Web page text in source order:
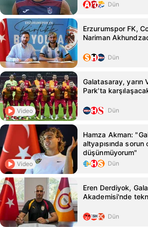
Dün
Erzurumspor FK,
Nariman
Dün
Video
Galatasaray, yarın
Park'ta
Dün
Video
Hamza Akman:
altyapısında sorun
düşünmüyorum"
Dün
Eren Derdiyok,
Akademisi'nde
Dün